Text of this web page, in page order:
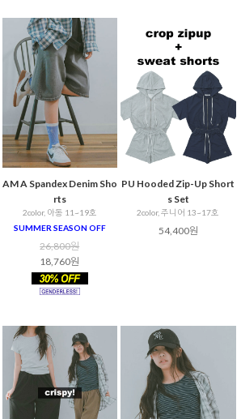
AM A Spandex Denim Sho
rts
2color, 아동 11~19호
SUMMER SEASON OFF
26,800원
18,760원
PU Hooded Zip-Up Short
s Set
2color, 주니어 13~17호
54,400원